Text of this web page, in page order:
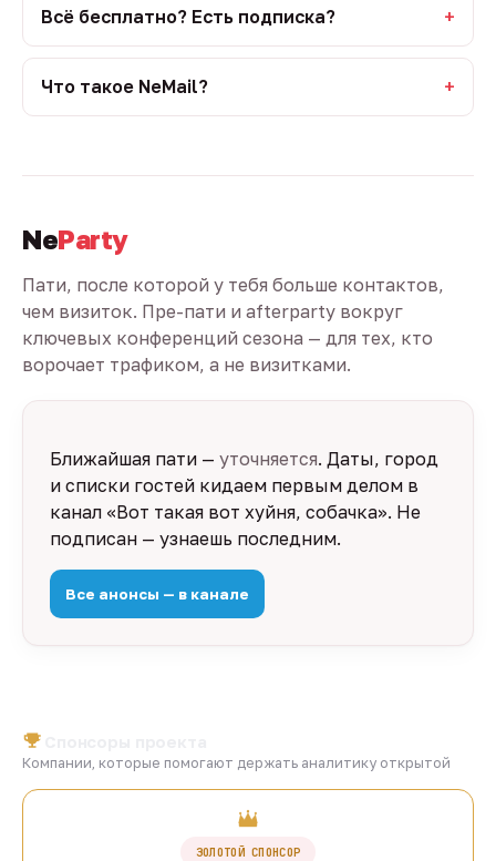
Всё бесплатно? Есть подписка?
Что такое NeMail?
NeParty
Пати, после которой у тебя больше контактов,
чем визиток. Пре-пати и afterparty вокруг
ключевых конференций сезона — для тех, кто
ворочает трафиком, а не визитками.
Ближайшая пати — уточняется. Даты, город
и списки гостей кидаем первым делом в
канал «Вот такая вот хуйня, собачка». Не
подписан — узнаешь последним.
Все анонсы — в канале
Компании, которые помогают держать аналитику открытой
ЗОЛОТОЙ СПОНСОР